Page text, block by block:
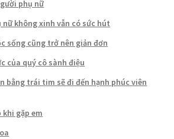
phụ nữ
nữ không xinh vẫn có sức hút
sống cũng trở nên giản đơn
của quý cô sành điệu
bằng trái tim sẽ đi đến hạnh phúc viên
gặp em